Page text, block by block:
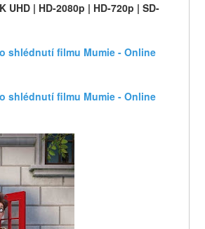
UHD | HD-2080p | HD-720p | SD-
shlédnutí filmu Mumie - Online
shlédnutí filmu Mumie - Online